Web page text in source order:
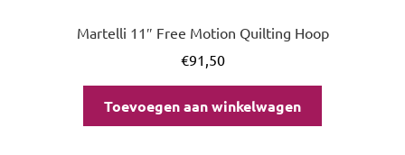
Martelli 11″ Free Motion Quilting Hoop
€91,50
Toevoegen aan winkelwagen